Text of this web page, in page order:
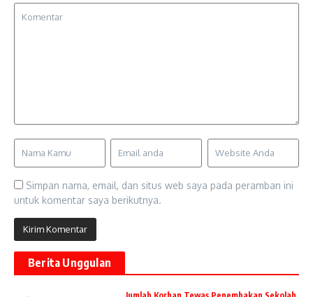
Simpan nama, email, dan situs web saya pada peramban ini
untuk komentar saya berikutnya.
Berita Unggulan